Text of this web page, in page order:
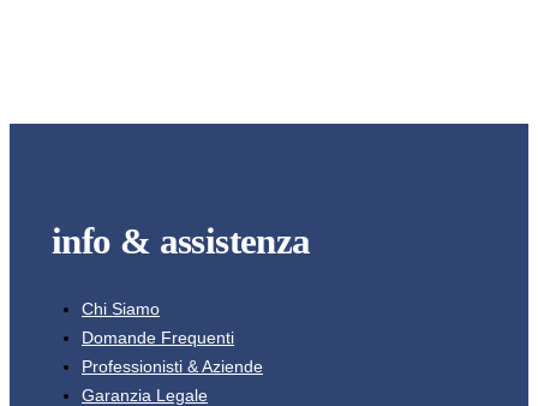
info & assistenza
Chi Siamo
Domande Frequenti
Professionisti & Aziende
Garanzia Legale